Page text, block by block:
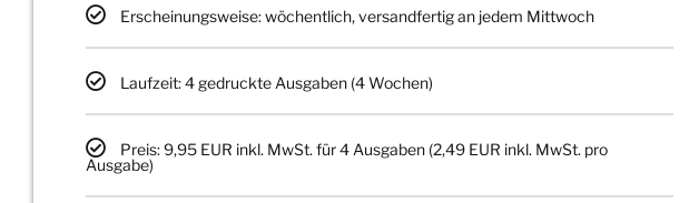
Erscheinungsweise: wöchentlich, versandfertig an jedem Mittwoch
Laufzeit: 4 gedruckte Ausgaben (4 Wochen)
Preis: 9,95 EUR inkl. MwSt. für 4 Ausgaben (2,49 EUR inkl. MwSt. pro
Ausgabe)